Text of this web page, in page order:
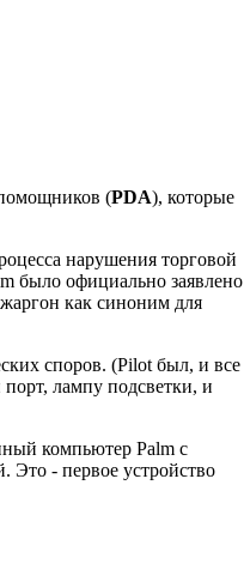
(PDA), которые
нарушения торговой
было официально заявлено
как синоним для
споров. (Pilot был, и все
лампу подсветки, и
компьютер Pаlm с
Это - первое устройство